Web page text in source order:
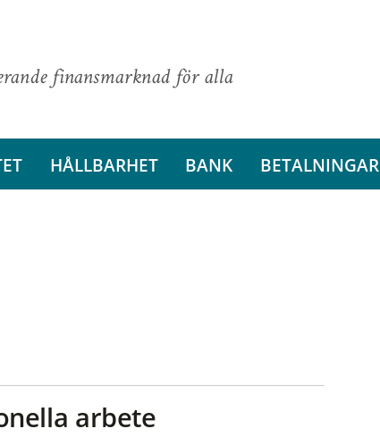
finansmarknad för alla
HÅLLBARHET BANK BETALNINGAR
arbete